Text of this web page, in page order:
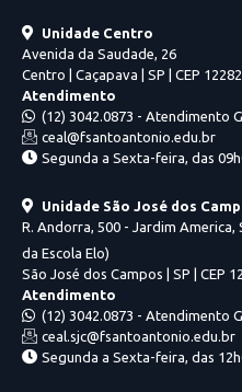
Unidade Centro
Avenida da Saudade, 26
Centro | Caçapava | SP | CEP
Atendimento
(12) 3042.0873 - Atendimento
ceal@fsantoantonio.edu.br
Segunda a Sexta-feira, das
Unidade São José dos
R. Andorra, 500 - Jardim America,
da Escola Elo)
São José dos Campos | SP | CEP
Atendimento
(12) 3042.0873 - Atendimento
ceal.sjc@fsantoantonio.edu.br
Segunda a Sexta-feira, das